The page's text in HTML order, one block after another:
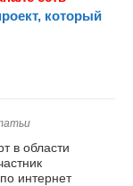
который
в области
интернет